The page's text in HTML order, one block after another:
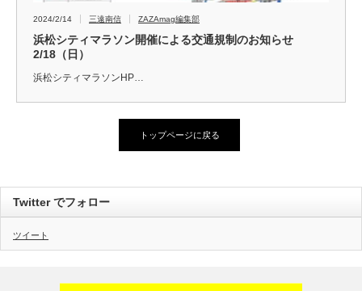
2024/2/14 三遠南信 ZAZAmag編集部
浜松シティマラソン開催による交通規制のお知らせ
2/18（日）
浜松シティマラソンHP…
トップページに戻る
Twitter でフォロー
ツイート